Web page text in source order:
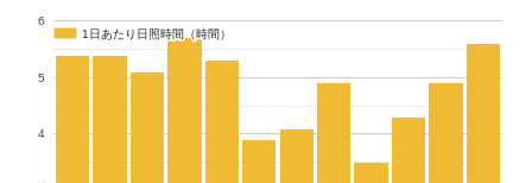
4
5
6
1日あたり日照時間（時間）
1日あたり日照時間（時間）